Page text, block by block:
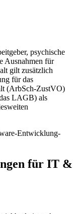
psychische
Ausnahmen für
gilt zusätzlich
für das
(ArbSch-ZustVO)
LAGB) als
Entwicklung-
für IT &